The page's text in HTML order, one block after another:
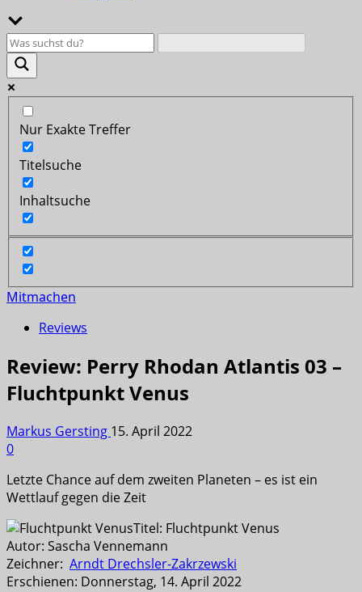
Nur Exakte Treffer
Titelsuche
Inhaltsuche
Mitmachen
Reviews
Review: Perry Rhodan Atlantis 03 –
Fluchtpunkt Venus
Markus Gersting 15. April 2022
0
Letzte Chance auf dem zweiten Planeten – es ist ein
Wettlauf gegen die Zeit
Titel: Fluchtpunkt Venus
Autor: Sascha Vennemann
Zeichner: Arndt Drechsler-Zakrzewski
Erschienen: Donnerstag, 14. April 2022